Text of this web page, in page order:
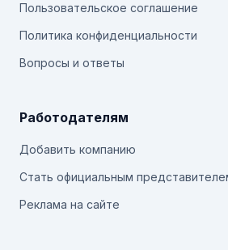
Пользовательское соглашение
Политика конфиденциальности
Вопросы и ответы
Работодателям
Добавить компанию
Стать официальным
Реклама на сайте